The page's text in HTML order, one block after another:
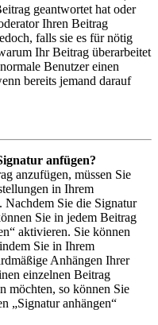
geantwortet hat oder
Ihren Beitrag
falls sie es für nötig
Ihr Beitrag überarbeitet
Benutzer einen
bereits jemand darauf
anfügen?
anzufügen, müssen Sie
in Ihrem
Sie die Signatur
Sie in jedem Beitrag
aktivieren. Sie können
Sie in Ihrem
Anhängen Ihrer
einzelnen Beitrag
möchten, so können Sie
„Signatur anhängen“